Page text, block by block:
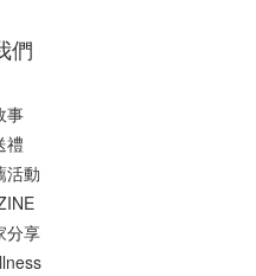
們
事
禮
活動
分享